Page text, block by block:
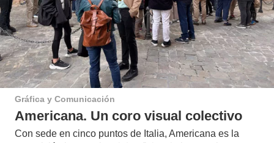
Gráfica y Comunicación
Americana. Un coro visual colectivo
Con sede en cinco puntos de Italia, Americana es la